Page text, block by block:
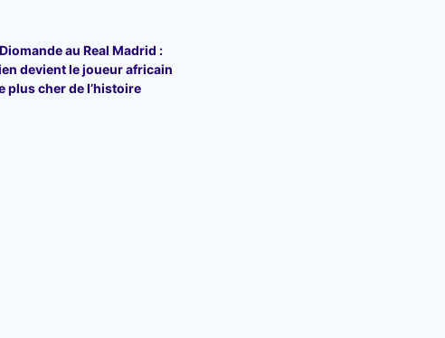
au Real Madrid :
devient le joueur africain
plus cher de l’histoire